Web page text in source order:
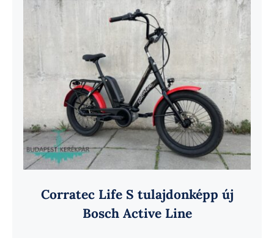
Corratec Life S tulajdonképp új
Bosch Active Line